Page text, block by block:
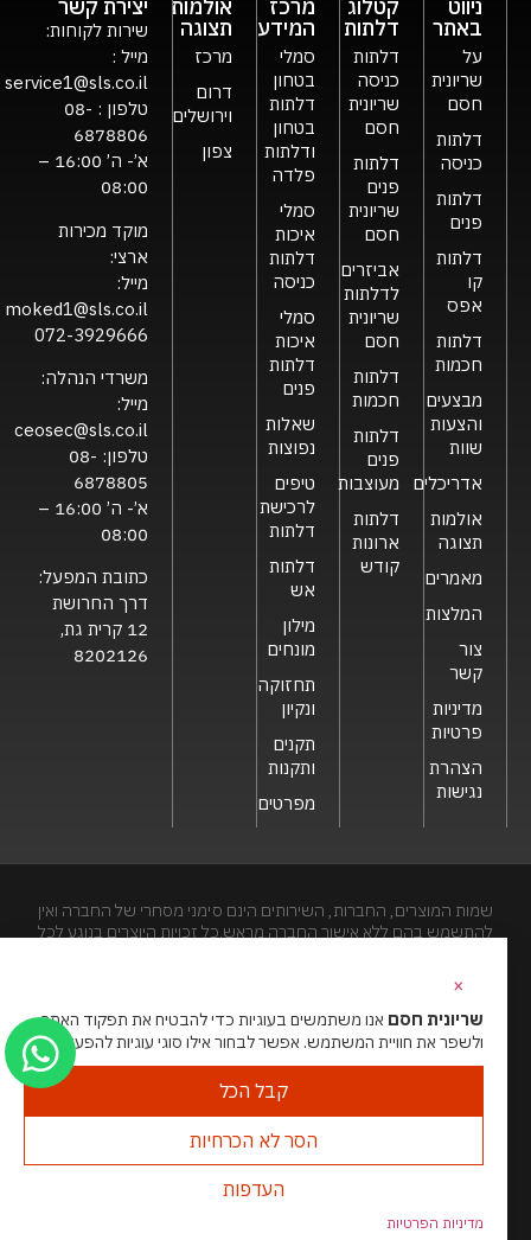
ניווט
באתר
על
שריונית
חסם
דלתות
כניסה
דלתות
פנים
דלתות
קו
אפס
דלתות
חכמות
מבצעים
והצעות
שוות
אדריכלים
אולמות
תצוגה
מאמרים
המלצות
צור
קשר
מדיניות
פרטיות
הצהרת
נגישות
קטלוג
דלתות
דלתות
כניסה
שריונית
חסם
דלתות
פנים
שריונית
חסם
אביזרים
לדלתות
שריונית
חסם
דלתות
חכמות
דלתות
פנים
מעוצבות
דלתות
ארונות
קודש
מרכז
המידע
סמלי
בטחון
דלתות
בטחון
ודלתות
פלדה
סמלי
איכות
דלתות
כניסה
סמלי
איכות
דלתות
פנים
שאלות
נפוצות
טיפים
לרכישת
דלתות
דלתות
אש
מילון
מונחים
תחזוקה
ונקיון
תקנים
ותקנות
מפרטים
אולמות
תצוגה
מרכז
דרום
וירושלים
צפון
יצירת קשר
שירות לקוחות:
מייל :
service1@sls.co.il
טלפון : 08-
6878806
א’- ה’ 16:00 –
08:00
מוקד מכירות
ארצי:
מייל:
moked1@sls.co.il
072-3929666
משרדי הנהלה:
מייל:
ceosec@sls.co.il
טלפון: 08-
6878805
א’- ה’ 16:00 –
08:00
כתובת המפעל:
דרך החרושת
12 קרית גת,
8202126
שמות המוצרים, החברות, השירותים הינם סימני מסחרי של החברה ואין
להתשמש בהם ללא אישור החברה מראש.כל זכויות היוצרים בנוגע לכל
האתר מנוהל ע”י גאו מדיהסוכנות דיגיטל
×
שריונית חסם אנו משתמשים בעוגיות כדי להבטיח את תפקוד האתר
ולשפר את חוויית המשתמש. אפשר לבחור אילו סוגי עוגיות להפעיל.
קבל הכל
הסר לא הכרחיות
העדפות
מדיניות הפרטיות